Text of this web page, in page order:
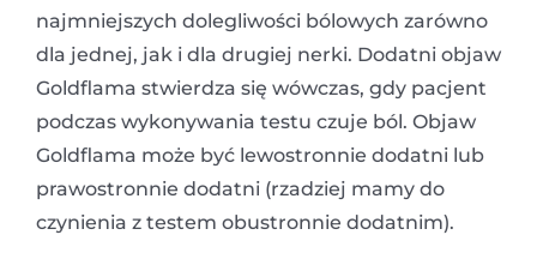
najmniejszych dolegliwości bólowych zarówno
dla jednej, jak i dla drugiej nerki. Dodatni objaw
Goldflama stwierdza się wówczas, gdy pacjent
podczas wykonywania testu czuje ból. Objaw
Goldflama może być lewostronnie dodatni lub
prawostronnie dodatni (rzadziej mamy do
czynienia z testem obustronnie dodatnim).